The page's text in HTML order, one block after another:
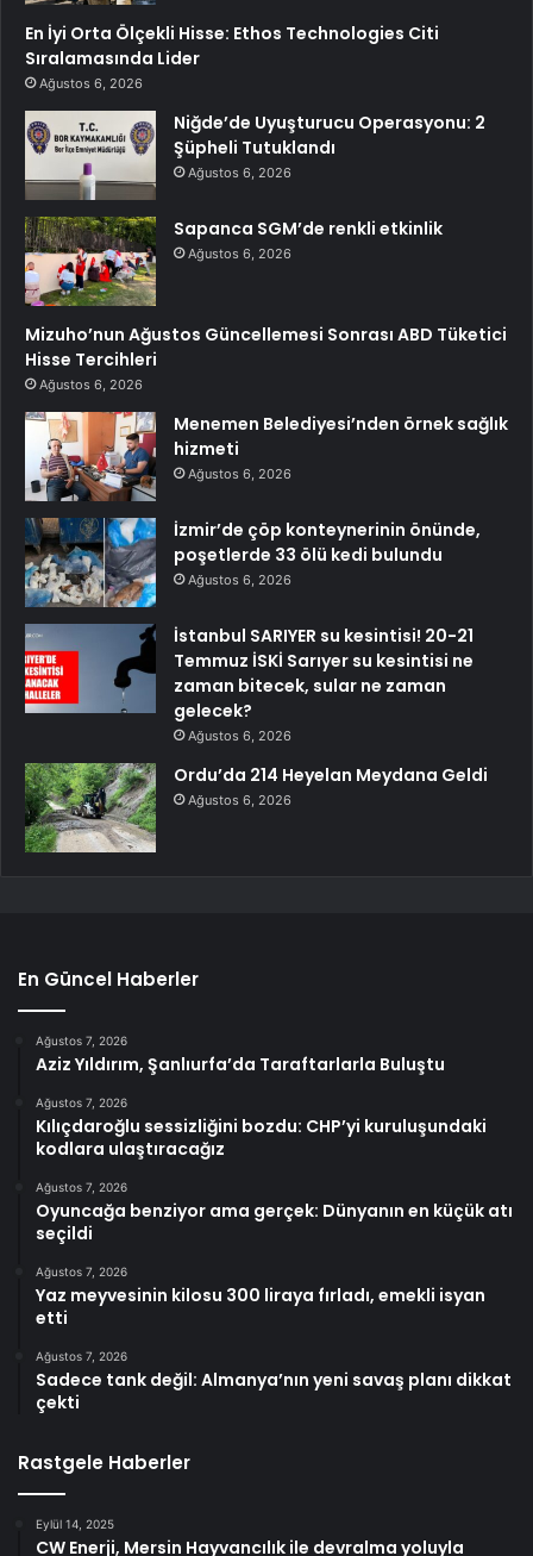
En İyi Orta Ölçekli Hisse: Ethos Technologies Citi
Sıralamasında Lider
Ağustos 6, 2026
Niğde’de Uyuşturucu Operasyonu: 2
Şüpheli Tutuklandı
Ağustos 6, 2026
Sapanca SGM’de renkli etkinlik
Ağustos 6, 2026
Mizuho’nun Ağustos Güncellemesi Sonrası ABD Tüketici
Hisse Tercihleri
Ağustos 6, 2026
Menemen Belediyesi’nden örnek sağlık
hizmeti
Ağustos 6, 2026
İzmir’de çöp konteynerinin önünde,
poşetlerde 33 ölü kedi bulundu
Ağustos 6, 2026
İstanbul SARIYER su kesintisi! 20-21
Temmuz İSKİ Sarıyer su kesintisi ne
zaman bitecek, sular ne zaman
gelecek?
Ağustos 6, 2026
Ordu’da 214 Heyelan Meydana Geldi
Ağustos 6, 2026
En Güncel Haberler
Ağustos 7, 2026
Aziz Yıldırım, Şanlıurfa’da Taraftarlarla Buluştu
Ağustos 7, 2026
Kılıçdaroğlu sessizliğini bozdu: CHP’yi kuruluşundaki
kodlara ulaştıracağız
Ağustos 7, 2026
Oyuncağa benziyor ama gerçek: Dünyanın en küçük atı
seçildi
Ağustos 7, 2026
Yaz meyvesinin kilosu 300 liraya fırladı, emekli isyan
etti
Ağustos 7, 2026
Sadece tank değil: Almanya’nın yeni savaş planı dikkat
çekti
Rastgele Haberler
Eylül 14, 2025
CW Enerji, Mersin Hayvancılık ile devralma yoluyla